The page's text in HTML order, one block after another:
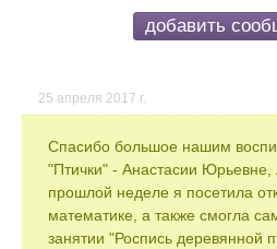
добавить
25 апреля 2017 г.
Спасибо большое нашим
"Птички" - Анастасии
прошлой неделе я посетила
математике, а также смогла
занятии "Роспись деревянной